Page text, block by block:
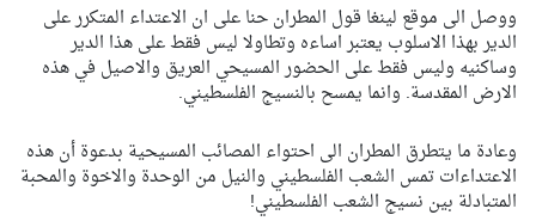
ووصل الى موقع لينغا قول المطران حنا على ان الاعتداء المتكرر على
الدير بهذا الاسلوب يعتبر اساءه وتطاولا ليس فقط على هذا الدير
وساكنيه وليس فقط على الحضور المسيحي العريق والاصيل في هذه
الارض المقدسة. وانما يمسح بالنسيج الفلسطيني.
وعادة ما يتطرق المطران الى احتواء المصائب المسيحية بدعوة أن هذه
الاعتداءات تمس الشعب الفلسطيني والنيل من الوحدة والاخوة والمحبة
المتبادلة بين نسيج الشعب الفلسطيني!